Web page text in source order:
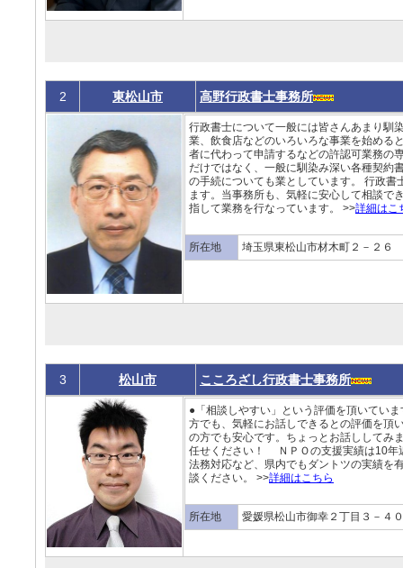
2 東松山市 高野行政書士事務所
行政書士について一般には皆さんあまり馴
業、飲食店などのいろいろな事業を始める
者に代わって申請するなどの許認可業務の
だけではなく、一般に馴染み深い各種契約
の手続についても業としています。 行政
ます。当事務所も、気軽に安心して相談で
指して業務を行なっています。 >>詳細はこ
所在地 埼玉県東松山市材木町２－２６
3 松山市 こころざし行政書士事務所
●「相談しやすい」という評価を頂いて
方でも、気軽にお話しできるとの評価を頂
の方でも安心です。ちょっとお話ししてみ
任せください！ ＮＰＯの支援実績は10年
法務対応など、県内でもダントツの実績を
談ください。 >>詳細はこちら
所在地 愛媛県松山市御幸２丁目３－４０